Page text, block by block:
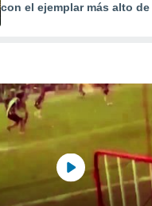
con el ejemplar más alto